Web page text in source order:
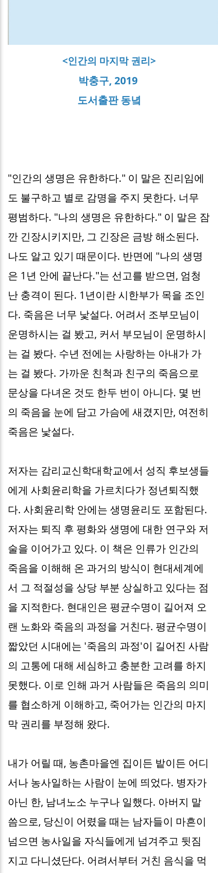
<인간의 마지막 권리>
박충구, 2019
도서출판 동녘
"인간의 생명은 유한하다." 이 말은 진리임에
도 불구하고 별로 감명을 주지 못한다. 너무
평범하다. "나의 생명은 유한하다." 이 말은 잠
깐 긴장시키지만, 그 긴장은 금방 해소된다.
나도 알고 있기 때문이다. 반면에 "나의 생명
은 1년 안에 끝난다."는 선고를 받으면, 엄청
난 충격이 된다. 1년이란 시한부가 목을 조인
다. 죽음은 너무 낯설다. 어려서 조부모님이
운명하시는 걸 봤고, 커서 부모님이 운명하시
는 걸 봤다. 수년 전에는 사랑하는 아내가 가
는 걸 봤다. 가까운 친척과 친구의 죽음으로
문상을 다녀온 것도 한두 번이 아니다. 몇 번
의 죽음을 눈에 담고 가슴에 새겼지만, 여전히
죽음은 낯설다.
저자는 감리교신학대학교에서 성직 후보생들
에게 사회윤리학을 가르치다가 정년퇴직했
다. 사회윤리학 안에는 생명윤리도 포함된다.
저자는 퇴직 후 평화와 생명에 대한 연구와 저
술을 이어가고 있다. 이 책은 인류가 인간의
죽음을 이해해 온 과거의 방식이 현대세계에
서 그 적절성을 상당 부분 상실하고 있다는 점
을 지적한다. 현대인은 평균수명이 길어져 오
랜 노화와 죽음의 과정을 거친다. 평균수명이
짧았던 시대에는 '죽음의 과정'이 길어진 사람
의 고통에 대해 세심하고 충분한 고려를 하지
못했다. 이로 인해 과거 사람들은 죽음의 의미
를 협소하게 이해하고, 죽어가는 인간의 마지
막 권리를 부정해 왔다.
내가 어릴 때, 농촌마을엔 집이든 밭이든 어디
서나 농사일하는 사람이 눈에 띄었다. 병자가
아닌 한, 남녀노소 누구나 일했다. 아버지 말
씀으로, 당신이 어렸을 때는 남자들이 마흔이
넘으면 농사일을 자식들에게 넘겨주고 뒷짐
지고 다니셨단다. 어려서부터 거친 음식을 먹